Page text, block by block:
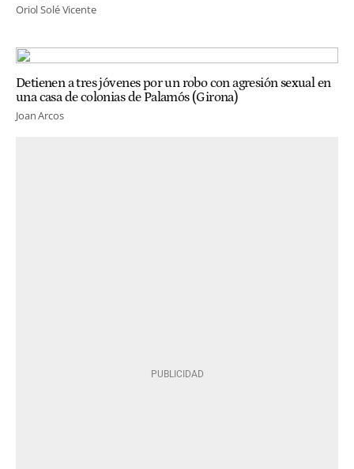
Oriol Solé Vicente
Detienen a tres jóvenes por un robo con agresión sexual en
una casa de colonias de Palamós (Girona)
Joan Arcos